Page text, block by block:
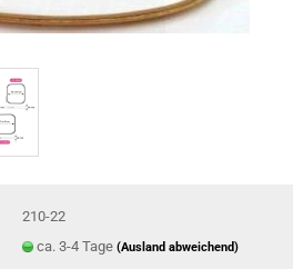
210-22
ca. 3-4 Tage(Ausland abweichend)